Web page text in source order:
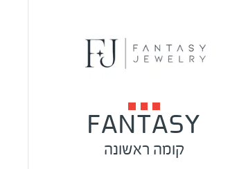
FANTASY
קומה ראשונה